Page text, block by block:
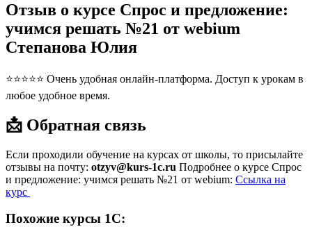
Отзыв о курсе Спрос и предложение:
учимся решать №21 от webium
Степанова Юлия
⭐⭐⭐⭐⭐ Очень удобная онлайн-платформа. Доступ к урокам в
любое удобное время.
📩 Обратная связь
Если проходили обучение на курсах от школы, то присылайте
отзывы на почту: otzyv@kurs-1c.ru Подробнее о курсе Спрос
и предложение: учимся решать №21 от webium: Ссылка на
курс
Похожие курсы 1С: